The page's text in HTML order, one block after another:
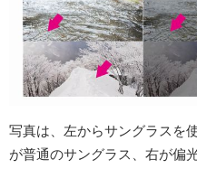
写真は、左からサングラスを
が普通のサングラス、右が偏